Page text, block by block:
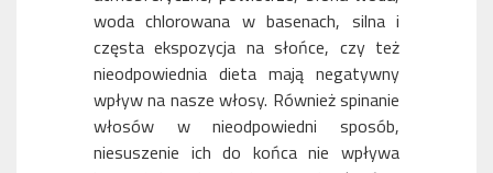
woda chlorowana w basenach, silna i
częsta ekspozycja na słońce, czy też
nieodpowiednia dieta mają negatywny
wpływ na nasze włosy. Również spinanie
włosów w nieodpowiedni sposób,
niesuszenie ich do końca nie wpływa